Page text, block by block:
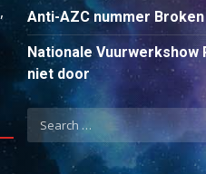
Anti-AZC nummer
Nationale
niet door
Search
for: